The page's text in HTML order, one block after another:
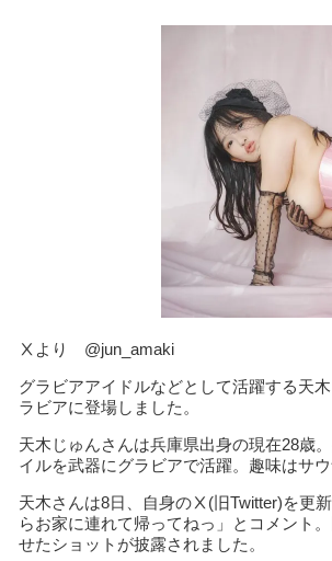
Ⅹより @jun_amaki
グラビアアイドルなどとして活躍する天
ラビアに登場しました。
天木じゅんさんは兵庫県出身の現在28歳
イルを武器にグラビアで活躍。趣味はサ
天木さんは8日、自身のⅩ(旧Twitter)を更
らお家に連れて帰ってねっ」とコメント
せたショットが披露されました。